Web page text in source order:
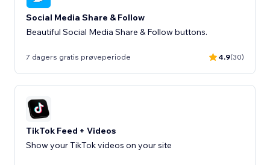
Social Media Share & Follow
Beautiful Social Media Share & Follow buttons.
7 dagers gratis prøveperiode 4.9(30)
TikTok Feed + Videos
Show your TikTok videos on your site